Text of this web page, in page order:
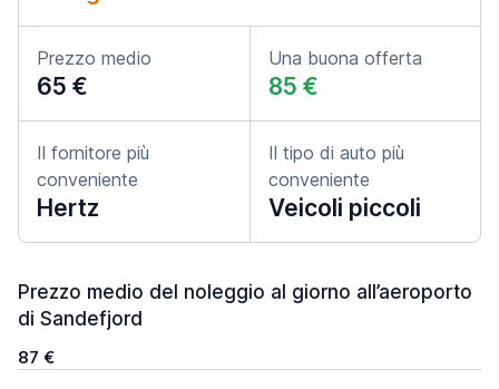
Prezzo medio
65 €
Una buona offerta
85 €
Il fornitore più
conveniente
Hertz
Il tipo di auto più
conveniente
Veicoli piccoli
Prezzo medio del noleggio al giorno all’aeroporto
di Sandefjord
87 €